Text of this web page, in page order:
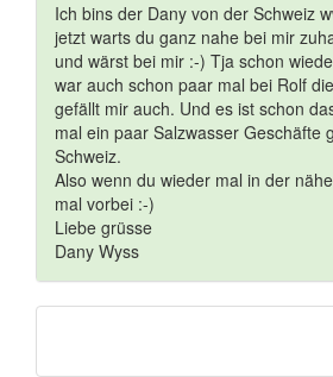
Ich bins der Dany von der Schweiz
jetzt warts du ganz nahe bei mir
und wärst bei mir :-) Tja schon
war auch schon paar mal bei Rolf
gefällt mir auch. Und es ist schon
mal ein paar Salzwasser Geschäfte
Schweiz.
Also wenn du wieder mal in der
mal vorbei :-)
Liebe grüsse
Dany Wyss